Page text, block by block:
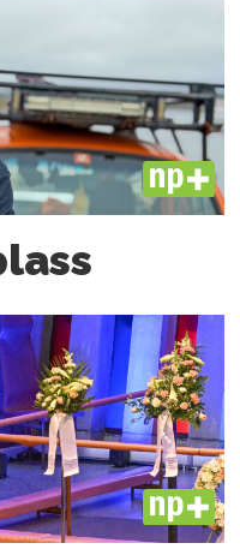
PLUS
PLUS